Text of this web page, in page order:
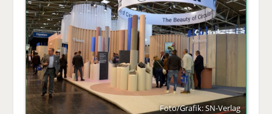
Foto/Grafik: SN-Verlag